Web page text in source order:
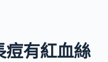
痘有紅血絲